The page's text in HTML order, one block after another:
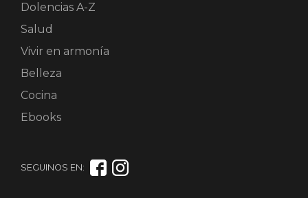
Dolencias A-Z
Salud
Vivir en armonía
Belleza
Cocina
Ebooks
SEGUINOS EN: